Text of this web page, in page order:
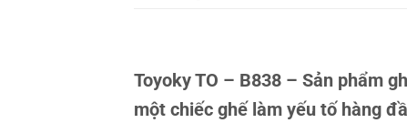
Toyoky TO – B838 – Sản phẩm
một chiếc ghế làm yếu tố hàng